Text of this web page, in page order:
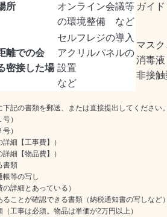
所
オンライン会議等
の環境整備 など
ガイ
離での会
密接した場
セルフレジの導入
アクリルパネルの
設置
など
マス
消毒液
非接
記の書類を郵送、または直接提出してください
）
）
細【工事費】）
細【物品費】）
書類
帳等の写し
詳細とあっている）
ることが確認できる書類（納税通知書の写しなど
（工事は必須。物品は単価が2万円以上）